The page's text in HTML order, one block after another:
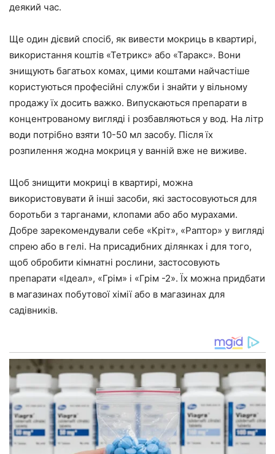
деякий час.
Ще один дієвий спосіб, як вивести мокриць в квартирі,
використання коштів «Тетрикс» або «Таракс». Вони
знищують багатьох комах, цими коштами найчастіше
користуються професійні служби і знайти у вільному
продажу їх досить важко. Випускаються препарати в
концентрованому вигляді і розбавляються у вод. На літр
води потрібно взяти 10-50 мл засобу. Після їх
розпилення жодна мокриця у ванній вже не виживе.
Щоб знищити мокриці в квартирі, можна
використовувати й інші засоби, які застосовуються для
боротьби з тарганами, клопами або або мурахами.
Добре зарекомендували себе «Кріт», «Раптор» у вигляді
спрею або в гелі. На присадибних ділянках і для того,
щоб обробити кімнатні рослини, застосовують
препарати «Ідеал», «Грім» і «Грім -2». Їх можна придбати
в магазинах побутової хімії або в магазинах для
садівників.